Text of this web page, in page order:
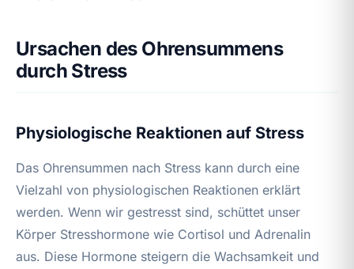
Ursachen des Ohrensummens
durch Stress
Physiologische Reaktionen auf Stress
Das Ohrensummen nach Stress kann durch eine
Vielzahl von physiologischen Reaktionen erklärt
werden. Wenn wir gestresst sind, schüttet unser
Körper Stresshormone wie Cortisol und Adrenalin
aus. Diese Hormone steigern die Wachsamkeit und